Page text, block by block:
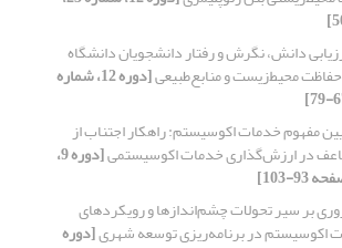
دانش، نگرش و رفتار دانشجویان دانشگاه
محیط‌زیست و منابع‌طبیعی [دوره 12، شماره
مفهوم خدمات اکوسیستم: راهکار اجتناب از
در ارزش‌گذاری خدمات اکوسیستمی [دوره 9،
بر سیر تحولات چشم‌‌اندازها و رویکردهای
اکوسیستم در برنامه‌ریزی توسعه شهری[دوره